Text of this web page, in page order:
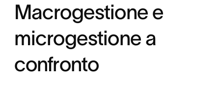
Macrogestione e
microgestione a
confronto